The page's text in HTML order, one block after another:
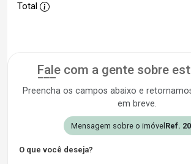
Total
Fale com a gente sobre
Preencha os campos abaixo e
em breve.
Mensagem sobre o imóvel Ref.
O que você deseja?